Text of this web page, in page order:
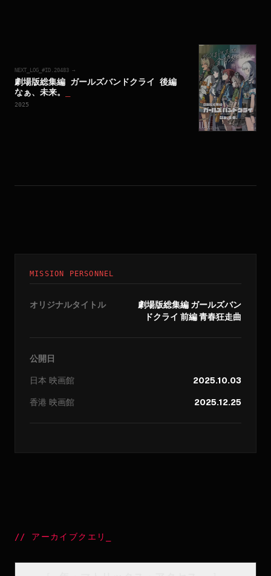
NEXT_LOG_#ID. 20483 →
劇場版総集編 ガールズバンドクライ 後編
なぁ、未来。
2025
MISSION PERSONNEL
オリジナルタイトル
劇場版総集編 ガールズバン
ドクライ 前編 青春狂走曲
公開日
日本 映画館
2025.10.03
香港 映画館 2025.12.25
// アーカイブクエリ